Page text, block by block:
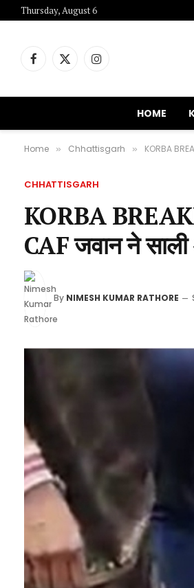
Thursday, August 6
Facebook
X
Instagram
HOME
Home » Chhattisgarh » KORBA
CHHATTISGARH
KORBA
CAF जवान ने साली
By NIMESH KUMAR RATHORE